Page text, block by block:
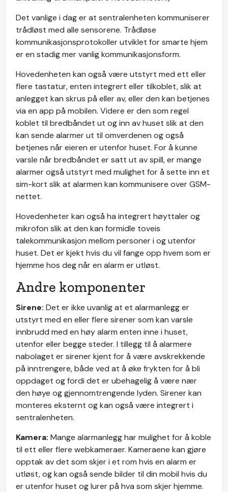
Det vanlige i dag er at sentralenheten kommuniserer
trådløst med alle sensorene. Trådløse
kommunikasjonsprotokoller utviklet for smarte hjem
er en stadig mer vanlig kommunikasjonsform.
Hovedenheten kan også være utstyrt med ett eller
flere tastatur, enten integrert eller tilkoblet, slik at
anlegget kan skrus på eller av, eller den kan betjenes
via en app på mobilen. Videre er den som regel
koblet til bredbåndet ut og inn av huset slik at den
kan sende alarmer ut til omverdenen og også
betjenes når eieren er utenfor huset. For å kunne
varsle når bredbåndet er satt ut av spill, er mange
alarmer også utstyrt med mulighet for å sette inn et
sim-kort slik at alarmen kan kommunisere over GSM-
nettet.
Hovedenheter kan også ha integrert høyttaler og
mikrofon slik at den kan formidle toveis
talekommunikasjon mellom personer i og utenfor
huset. Det er kjekt hvis du vil fange opp hvem som er
hjemme hos deg når en alarm er utløst.
Andre komponenter
Sirene: Det er ikke uvanlig at et alarmanlegg er
utstyrt med en eller flere sirener som kan varsle
innbrudd med en høy alarm enten inne i huset,
utenfor eller begge steder. I tillegg til å alarmere
nabolaget er sirener kjent for å være avskrekkende
på inntrengere, både ved at å øke frykten for å bli
oppdaget og fordi det er ubehagelig å være nær
den høye og gjennomtrengende lyden. Sirener kan
monteres eksternt og kan også være integrert i
sentralenheten.
Kamera: Mange alarmanlegg har mulighet for å koble
til ett eller flere webkameraer. Kameraene kan gjøre
opptak av det som skjer i et rom hvis en alarm er
utløst, og kan også sende bilder til din mobil hvis du
er utenfor huset og lurer på hva som skjer hjemme.